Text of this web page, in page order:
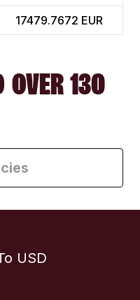
17479.7672 EUR
OVER 130
USD